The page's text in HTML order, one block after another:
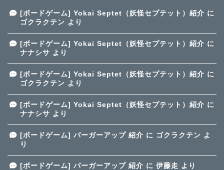
[ボードゲーム] Yokai Septet（妖怪セプテット）紹介 に
ゴクラクテン より
[ボードゲーム] Yokai Septet（妖怪セプテット）紹介 に
ナナシサ より
[ボードゲーム] Yokai Septet（妖怪セプテット）紹介 に
ゴクラクテン より
[ボードゲーム] Yokai Septet（妖怪セプテット）紹介 に
ナナシサ より
[ボードゲーム] バーガーアップ 紹介 に ゴクラクテン よ
り
[ボードゲーム] バーガーアップ 紹介 に 伊藤走 より